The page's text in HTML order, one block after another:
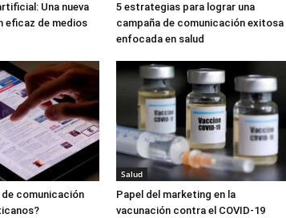
Una nueva
eficaz de medios
5 estrategias para lograr una
campaña de comunicación exitosa
enfocada en salud
de comunicación
Salud
Papel del marketing en la
vacunación contra el COVID-19